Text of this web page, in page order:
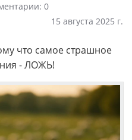
0
15 августа 2025 г.
что самое страшное
- ЛОЖЬ!